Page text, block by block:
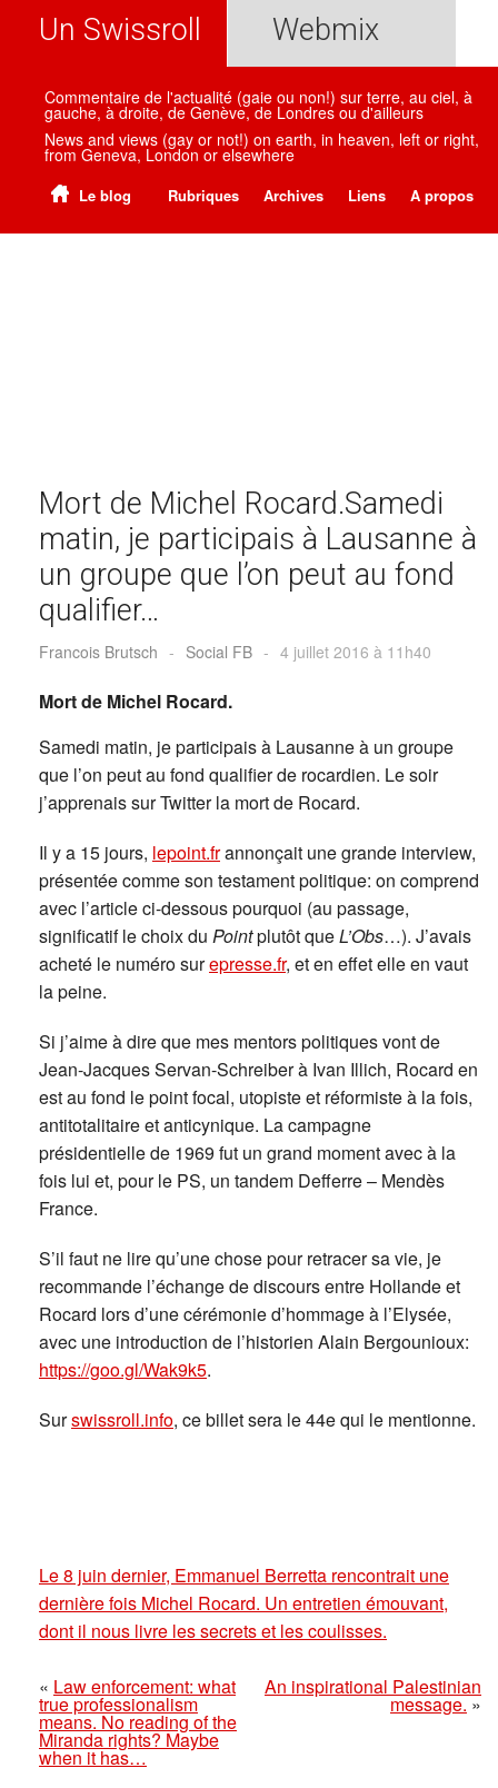
Un Swissroll Webmix
Commentaire de l'actualité (gaie ou non!) sur terre, au ciel, à
gauche, à droite, de Genève, de Londres ou d'ailleurs
News and views (gay or not!) on earth, in heaven, left or right,
from Geneva, London or elsewhere
Le blog Rubriques Archives Liens A propos
Mort de Michel Rocard.Samedi
matin, je participais à Lausanne à
un groupe que l’on peut au fond
qualifier…
Francois Brutsch - Social FB - 4 juillet 2016 à 11h40
Mort de Michel Rocard.
Samedi matin, je participais à Lausanne à un groupe
que l’on peut au fond qualifier de rocardien. Le soir
j’apprenais sur Twitter la mort de Rocard.
Il y a 15 jours, lepoint.frannonçait une grande interview,
présentée comme son testament politique: on comprend
avec l’article ci-dessous pourquoi (au passage,
significatif le choix du Pointplutôt queL’Obs…). J’avais
acheté le numéro surepresse.fr, et en effet elle en vaut
la peine.
Si j’aime à dire que mes mentors politiques vont de
Jean-Jacques Servan-Schreiber à Ivan Illich, Rocard en
est au fond le point focal, utopiste et réformiste à la fois,
antitotalitaire et anticynique. La campagne
présidentielle de 1969 fut un grand moment avec à la
fois lui et, pour le PS, un tandem Defferre – Mendès
France.
S’il faut ne lire qu’une chose pour retracer sa vie, je
recommande l’échange de discours entre Hollande et
Rocard lors d’une cérémonie d’hommage à l’Elysée,
avec une introduction de l’historien Alain Bergounioux:
https://goo.gl/Wak9k5.
Surswissroll.info, ce billet sera le 44e qui le mentionne.
Le 8 juin dernier, Emmanuel Berretta rencontrait une
dernière fois Michel Rocard. Un entretien émouvant,
dont il nous livre les secrets et les coulisses.
« Law enforcement: what
true professionalism
means. No reading of the
Miranda rights? Maybe
when it has…
An inspirational Palestinian
message.»